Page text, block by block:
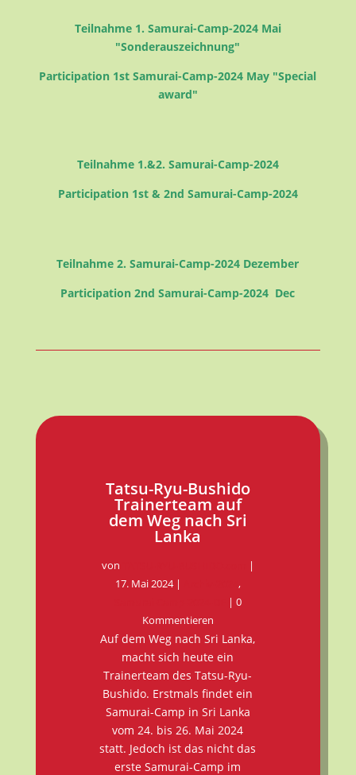
Teilnahme 1. Samurai-Camp-2024 Mai
"Sonderauszeichnung"
Participation 1st Samurai-Camp-2024 May "Special
award"
Teilnahme 1.&2. Samurai-Camp-2024
Participation 1st & 2nd Samurai-Camp-2024
Teilnahme 2. Samurai-Camp-2024 Dezember
Participation 2nd Samurai-Camp-2024 Dec
Tatsu-Ryu-Bushido
Trainerteam auf
dem Weg nach Sri
Lanka
von
|
17. Mai 2024|
,
| 0
Kommentieren
Auf dem Weg nach Sri Lanka,
macht sich heute ein
Trainerteam des Tatsu-Ryu-
Bushido. Erstmals findet ein
Samurai-Camp in Sri Lanka
vom 24. bis 26. Mai 2024
statt. Jedoch ist das nicht das
erste Samurai-Camp im